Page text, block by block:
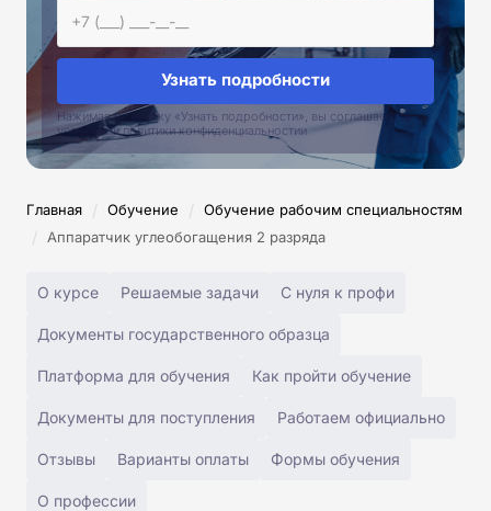
Узнать подробности
Нажимая на кнопку «Узнать подробности», вы соглашаетесь с
условиями политики конфиденциальностии
Главная / Обучение / Обучение рабочим специальностям
/ Аппаратчик углеобогащения 2 разряда
О курсе Решаемые задачи С нуля к профи
Документы государственного образца
Платформа для обучения Как пройти обучение
Документы для поступления Работаем официально
Отзывы Варианты оплаты Формы обучения
О профессии